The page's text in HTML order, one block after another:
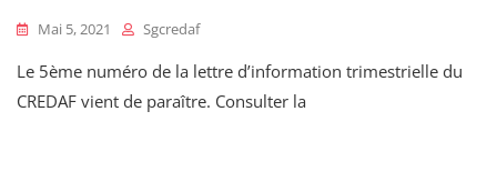
Mai 5, 2021 Sgcredaf
Le 5ème numéro de la lettre d’information trimestrielle du
CREDAF vient de paraître. Consulter la